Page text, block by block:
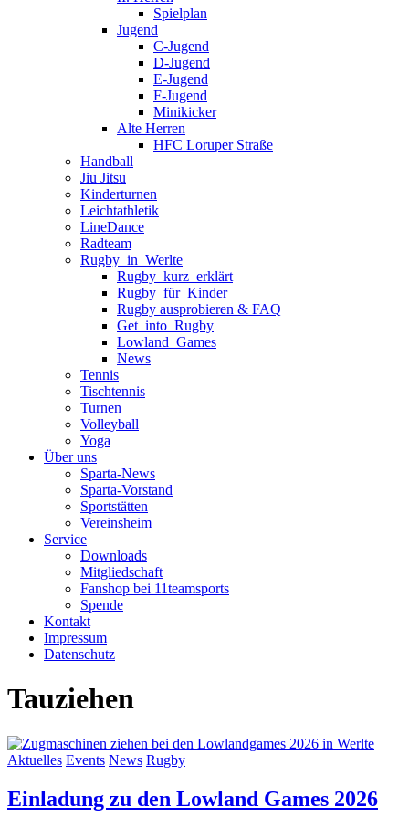
Spielplan
Jugend
C-Jugend
D-Jugend
E-Jugend
F-Jugend
Minikicker
Alte Herren
HFC Loruper Straße
Handball
Jiu Jitsu
Kinderturnen
Leichtathletik
LineDance
Radteam
Rugby_in_Werlte
Rugby_kurz_erklärt
Rugby_für_Kinder
Rugby ausprobieren & FAQ
Get_into_Rugby
Lowland_Games
News
Tennis
Tischtennis
Turnen
Volleyball
Yoga
Über uns
Sparta-News
Sparta-Vorstand
Sportstätten
Vereinsheim
Service
Downloads
Mitgliedschaft
Fanshop bei 11teamsports
Spende
Kontakt
Impressum
Datenschutz
Tauziehen
Aktuelles Events News Rugby
Einladung zu den Lowland Games 2026